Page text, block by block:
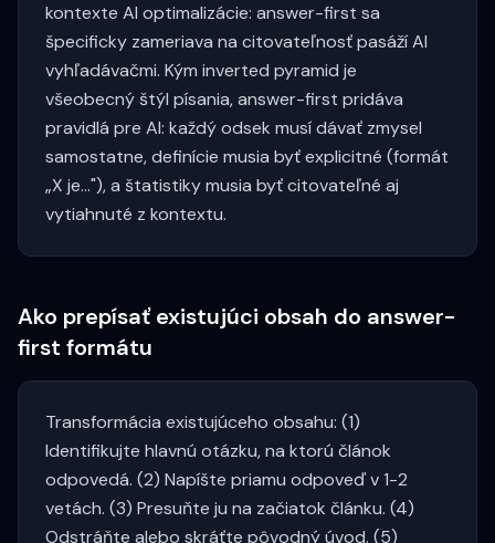
kontexte AI optimalizácie: answer-first sa
špecificky zameriava na citovateľnosť pasáží AI
vyhľadávačmi. Kým inverted pyramid je
všeobecný štýl písania, answer-first pridáva
pravidlá pre AI: každý odsek musí dávať zmysel
samostatne, definície musia byť explicitné (formát
„X je..."), a štatistiky musia byť citovateľné aj
vytiahnuté z kontextu.
Ako prepísať existujúci obsah do answer-
first formátu
Transformácia existujúceho obsahu: (1)
Identifikujte hlavnú otázku, na ktorú článok
odpovedá. (2) Napíšte priamu odpoveď v 1-2
vetách. (3) Presuňte ju na začiatok článku. (4)
Odstráňte alebo skráťte pôvodný úvod. (5)